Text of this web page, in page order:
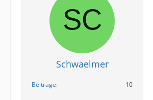
Schwaelmer
Beiträge 10